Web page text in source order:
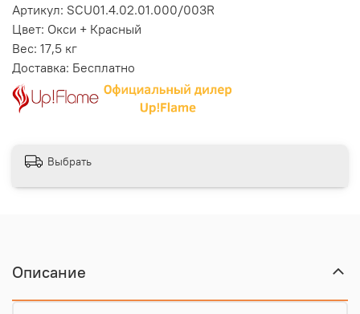
Артикул: SCU01.4.02.01.000/003R
Цвет: Окси + Красный
Вес: 17,5 кг
Доставка: Бесплатно
Выбрать
Описание